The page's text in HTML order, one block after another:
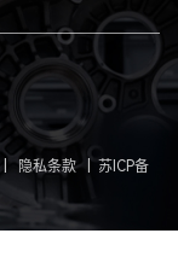
|隐私条款|
苏ICP备